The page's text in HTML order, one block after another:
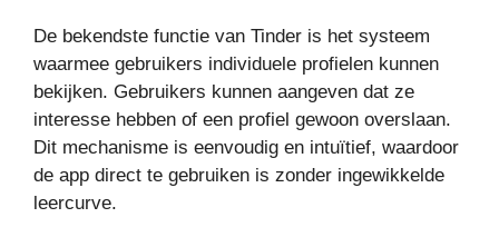
De bekendste functie van Tinder is het systeem
waarmee gebruikers individuele profielen kunnen
bekijken. Gebruikers kunnen aangeven dat ze
interesse hebben of een profiel gewoon overslaan.
Dit mechanisme is eenvoudig en intuïtief, waardoor
de app direct te gebruiken is zonder ingewikkelde
leercurve.